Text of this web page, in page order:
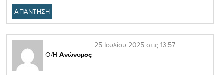
ΑΠΑΝΤΗΣΗ
Ο/Η Ανώνυμος
25 Ιουλίου 2025 στις 13:57